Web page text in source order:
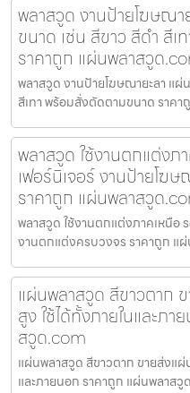
พลาสวูด งานป้ายโฆษณ
ขนาด เช่น สีขาว สีดำ สี
ราคาถูก แผ่นพลาสวูด
พลาสวูด งานป้ายโฆษณายะลา แ
สีเทา พร้อมสั่งตัดตามขนาด ราค
พลาสวูด ใช้งานตกแต่งภ
เฟอร์นิเจอร์ งานป้ายโฆ
ราคาถูก แผ่นพลาสวูด
พลาสวูด ใช้งานตกแต่งภาคเหนือ
งานตกแต่งครบวงจร ราคาถูก แ
แผ่นพลาสวูด สีขาวตาก
สูง ใช้ได้ทั้งภายในและภ
สวูด.com
แผ่นพลาสวูด สีขาวตาก ขายส่งแ
และภายนอก ราคาถูก แผ่นพลาส